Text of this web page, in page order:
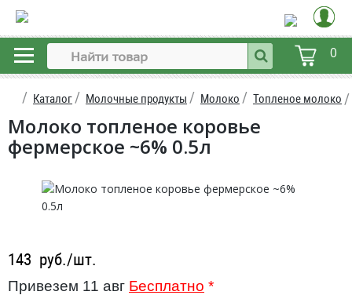
0
Каталог Молочные продукты Молоко Топленое молоко
Молоко топленое коровье
фермерское ~6% 0.5л
143 руб./шт.
Привезем 11 авг Бесплатно *